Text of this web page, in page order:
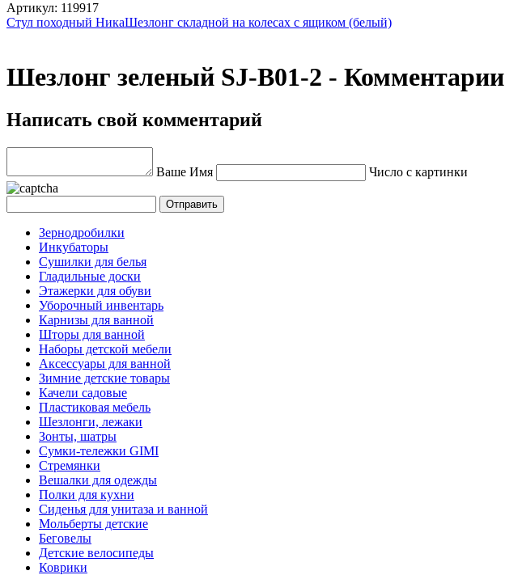
Артикул: 119917
Стул походный НикаШезлонг складной на колесах с ящиком (белый)
Шезлонг зеленый SJ-B01-2 - Комментарии
Написать свой комментарий
Ваше Имя Число с картинки
Зернодробилки
Инкубаторы
Сушилки для белья
Гладильные доски
Этажерки для обуви
Уборочный инвентарь
Карнизы для ванной
Шторы для ванной
Наборы детской мебели
Аксессуары для ванной
Зимние детские товары
Качели садовые
Пластиковая мебель
Шезлонги, лежаки
Зонты, шатры
Сумки-тележки GIMI
Стремянки
Вешалки для одежды
Полки для кухни
Сиденья для унитаза и ванной
Мольберты детские
Беговелы
Детские велосипеды
Коврики